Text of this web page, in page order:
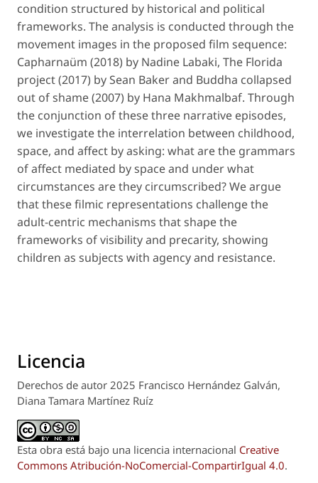
condition structured by historical and political
frameworks. The analysis is conducted through the
movement images in the proposed film sequence:
Capharnaüm (2018) by Nadine Labaki, The Florida
project(2017) by Sean Baker and Buddha collapsed
out of shame(2007) by Hana Makhmalbaf. Through
the conjunction of these three narrative episodes,
we investigate the interrelation between childhood,
space, and affect by asking: what are the grammars
of affect mediated by space and under what
circumstances are they circumscribed? We argue
that these filmic representations challenge the
adult-centric mechanisms that shape the
frameworks of visibility and precarity, showing
children as subjects with agency and resistance.
Licencia
Derechos de autor 2025 Francisco Hernández Galván,
Diana Tamara Martínez Ruíz
Esta obra está bajo una licencia internacional Creative
Commons Atribución-NoComercial-CompartirIgual 4.0.